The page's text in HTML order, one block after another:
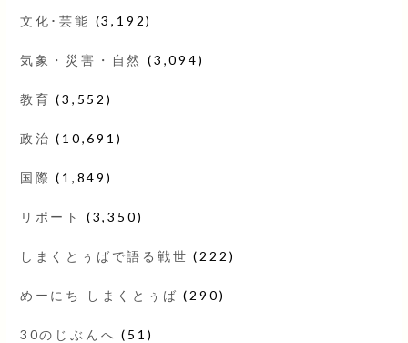
文化･芸能 (3,192)
気象・災害・自然 (3,094)
教育 (3,552)
政治 (10,691)
国際 (1,849)
リポート (3,350)
しまくとぅばで語る戦世 (222)
めーにち しまくとぅば (290)
30のじぶんへ (51)